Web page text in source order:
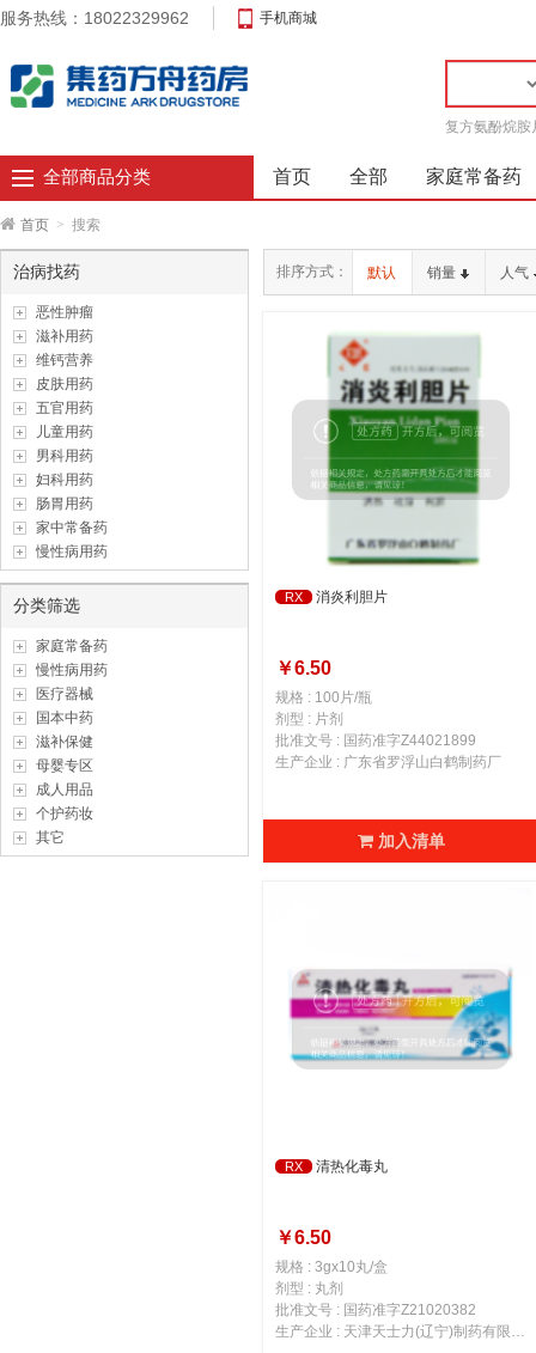
服务热线：18022329962 手机商城
复方氨酚烷胺
全部商品分类 首页 全部 家庭常备药
首页 > 搜索
治病找药
恶性肿瘤
滋补用药
维钙营养
皮肤用药
五官用药
儿童用药
男科用药
妇科用药
肠胃用药
家中常备药
慢性病用药
分类筛选
家庭常备药
慢性病用药
医疗器械
国本中药
滋补保健
母婴专区
成人用品
个护药妆
其它
排序方式： 默认 销量 人气
RX 消炎利胆片
￥6.50
规格 : 100片/瓶
剂型 : 片剂
批准文号 : 国药准字Z44021899
生产企业 : 广东省罗浮山白鹤制药厂
加入清单
RX 清热化毒丸
￥6.50
规格 : 3gx10丸/盒
剂型 : 丸剂
批准文号 : 国药准字Z21020382
生产企业 : 天津天士力(辽宁)制药有限责任公司